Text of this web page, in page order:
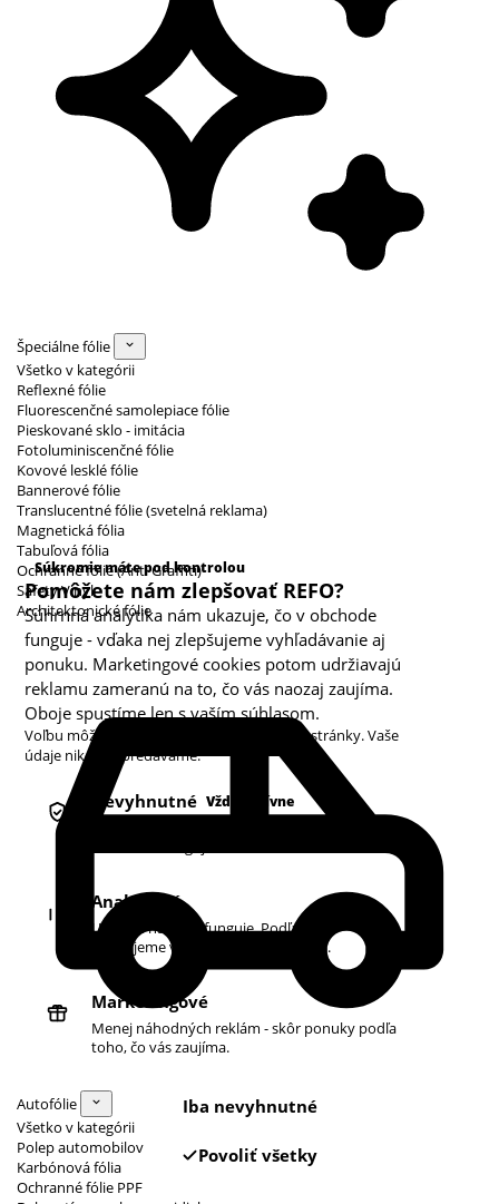
Špeciálne fólie
Všetko v kategórii
Reflexné fólie
Fluorescenčné samolepiace fólie
Pieskované sklo - imitácia
Fotoluminiscenčné fólie
Kovové lesklé fólie
Bannerové fólie
Translucentné fólie (svetelná reklama)
Magnetická fólia
Tabuľová fólia
Ochranné fólie (Anti Graffiti)
Safety Vinyl
Architektonické fólie
Autofólie
Všetko v kategórii
Polep automobilov
Karbónová fólia
Ochranné fólie PPF
Súkromie máte pod kontrolou
Pomôžete nám zlepšovať REFO?
Súhrnná analytika nám ukazuje, čo v obchode
funguje - vďaka nej zlepšujeme vyhľadávanie aj
ponuku. Marketingové cookies potom udržiavajú
reklamu zameranú na to, čo vás naozaj zaujíma.
Oboje spustíme len s vaším súhlasom.
Voľbu môžete kedykoľvek zmeniť v pätičke stránky. Vaše
údaje nikdy nepredávame.
Kategórie cookies
Nevyhnutné Vždy aktívne
Analytické
Ukazujú nám, čo funguje. Podľa toho
zlepšujeme vyhľadávanie aj ponuku.
Marketingové
Menej náhodných reklám - skôr ponuky podľa
toho, čo vás zaujíma.
Iba nevyhnutné
Povoliť všetky